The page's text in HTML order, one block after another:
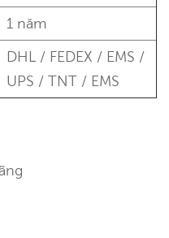
1 năm
DHL / FEDEX / EMS /
UPS / TNT / EMS